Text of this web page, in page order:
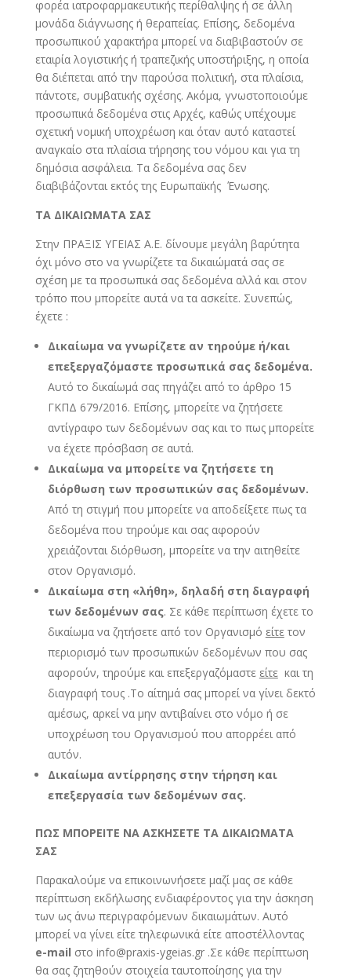
φορέα ιατροφαρμακευτικής περίθαλψης ή σε άλλη
μονάδα διάγνωσης ή θεραπείας. Επίσης, δεδομένα
προσωπικού χαρακτήρα μπορεί να διαβιβαστούν σε
εταιρία λογιστικής ή τραπεζικής υποστήριξης, η οποία
θα διέπεται από την παρούσα πολιτική, στα πλαίσια,
πάντοτε, συμβατικής σχέσης. Ακόμα, γνωστοποιούμε
προσωπικά δεδομένα στις Αρχές, καθώς υπέχουμε
σχετική νομική υποχρέωση και όταν αυτό καταστεί
αναγκαίο στα πλαίσια τήρησης του νόμου και για τη
δημόσια ασφάλεια. Τα δεδομένα σας δεν
διαβιβάζονται εκτός της Ευρωπαϊκής Ένωσης.
ΤΑ ΔΙΚΑΙΩΜΑΤΑ ΣΑΣ
Στην ΠΡΑΞΙΣ ΥΓΕΙΑΣ Α.Ε. δίνουμε μεγάλη βαρύτητα
όχι μόνο στο να γνωρίζετε τα δικαιώματά σας σε
σχέση με τα προσωπικά σας δεδομένα αλλά και στον
τρόπο που μπορείτε αυτά να τα ασκείτε. Συνεπώς,
έχετε :
Δικαίωμα να γνωρίζετε αν τηρούμε ή/και
επεξεργαζόμαστε προσωπικά σας δεδομένα.
Αυτό το δικαίωμά σας πηγάζει από το άρθρο 15
ΓΚΠΔ 679/2016. Επίσης, μπορείτε να ζητήσετε
αντίγραφο των δεδομένων σας και το πως μπορείτε
να έχετε πρόσβαση σε αυτά.
Δικαίωμα να μπορείτε να ζητήσετε τη
διόρθωση των προσωπικών σας δεδομένων.
Από τη στιγμή που μπορείτε να αποδείξετε πως τα
δεδομένα που τηρούμε και σας αφορούν
χρειάζονται διόρθωση, μπορείτε να την αιτηθείτε
στον Οργανισμό.
Δικαίωμα στη «λήθη», δηλαδή στη διαγραφή
των δεδομένων σας. Σε κάθε περίπτωση έχετε το
δικαίωμα να ζητήσετε από τον Οργανισμό είτετον
περιορισμό των προσωπικών δεδομένων που σας
αφορούν, τηρούμε και επεξεργαζόμαστε είτε και τη
διαγραφή τους .Το αίτημά σας μπορεί να γίνει δεκτό
αμέσως, αρκεί να μην αντιβαίνει στο νόμο ή σε
υποχρέωση του Οργανισμού που απορρέει από
αυτόν.
Δικαίωμα αντίρρησης στην τήρηση και
επεξεργασία των δεδομένων σας.
ΠΩΣ ΜΠΟΡΕΙΤΕ ΝΑ ΑΣΚΗΣΕΤΕ ΤΑ ΔΙΚΑΙΩΜΑΤΑ
ΣΑΣ
Παρακαλούμε να επικοινωνήσετε μαζί μας σε κάθε
περίπτωση εκδήλωσης ενδιαφέροντος για την άσκηση
των ως άνω περιγραφόμενων δικαιωμάτων. Αυτό
μπορεί να γίνει είτε τηλεφωνικά είτε αποστέλλοντας
e-mail στο info@praxis-ygeias.gr .Σε κάθε περίπτωση
θα σας ζητηθούν στοιχεία ταυτοποίησης για την